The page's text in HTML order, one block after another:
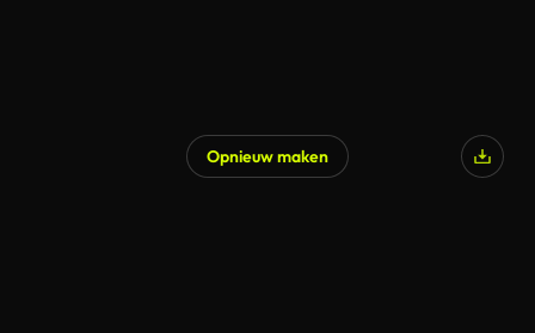
Opnieuw maken